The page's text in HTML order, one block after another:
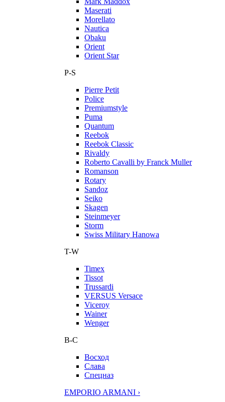
Maserati
Morellato
Nautica
Obaku
Orient
Orient Star
P-S
Pierre Petit
Police
Premiumstyle
Puma
Quantum
Reebok
Reebok Classic
Rivaldy
Roberto Cavalli by Franck Muller
Romanson
Rotary
Sandoz
Seiko
Skagen
Steinmeyer
Storm
Swiss Military Hanowa
T-W
Timex
Tissot
Trussardi
VERSUS Versace
Viceroy
Wainer
Wenger
В-С
Восход
Слава
Спецназ
EMPORIO ARMANI ›